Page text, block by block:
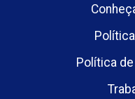
Política